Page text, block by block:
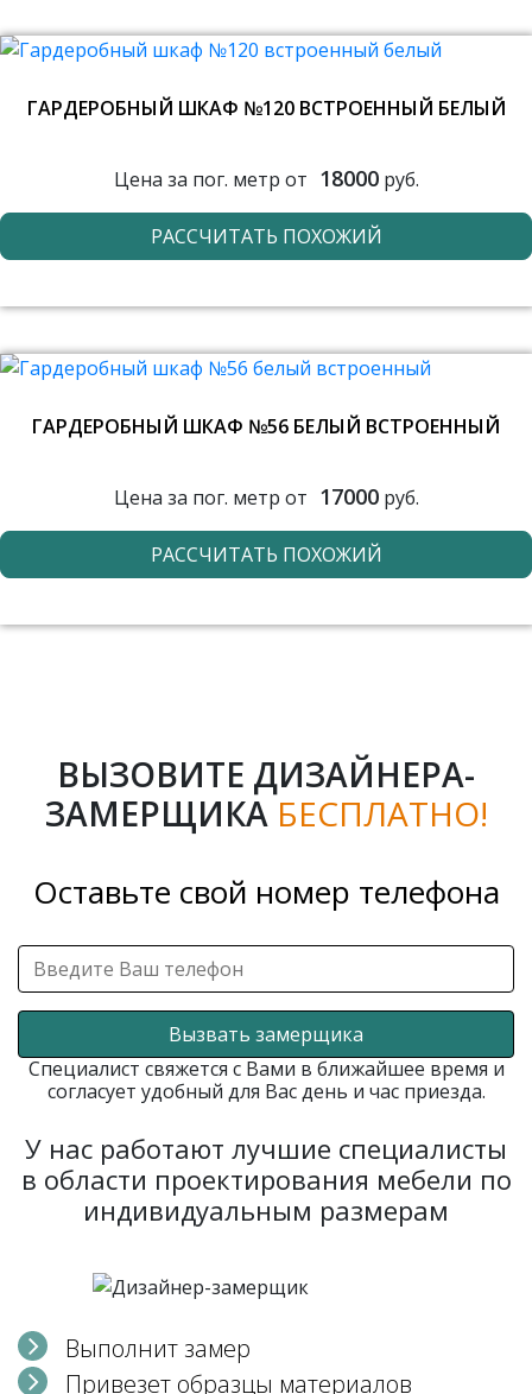
ГАРДЕРОБНЫЙ ШКАФ №120 ВСТРОЕННЫЙ БЕЛЫЙ
Цена за пог. метр от 18000руб.
РАССЧИТАТЬ ПОХОЖИЙ
ГАРДЕРОБНЫЙ ШКАФ №56 БЕЛЫЙ ВСТРОЕННЫЙ
Цена за пог. метр от 17000руб.
РАССЧИТАТЬ ПОХОЖИЙ
ВЫЗОВИТЕ ДИЗАЙНЕРА-
ЗАМЕРЩИКА БЕСПЛАТНО!
Оставьте свой номер телефона
Вызвать замерщика
Специалист свяжется с Вами в ближайшее время и
согласует удобный для Вас день и час приезда.
У нас работают лучшие специалисты
в области проектирования мебели по
индивидуальным размерам
Выполнит замер
Привезет образцы материалов